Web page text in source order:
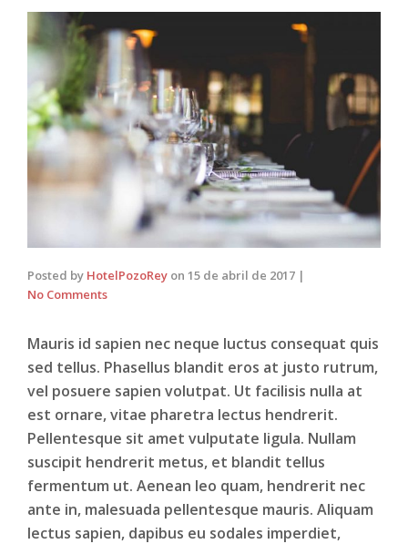
Posted by HotelPozoRey on 15 de abril de 2017 |
No Comments
Mauris id sapien nec neque luctus consequat quis
sed tellus. Phasellus blandit eros at justo rutrum,
vel posuere sapien volutpat. Ut facilisis nulla at
est ornare, vitae pharetra lectus hendrerit.
Pellentesque sit amet vulputate ligula. Nullam
suscipit hendrerit metus, et blandit tellus
fermentum ut. Aenean leo quam, hendrerit nec
ante in, malesuada pellentesque mauris. Aliquam
lectus sapien, dapibus eu sodales imperdiet,